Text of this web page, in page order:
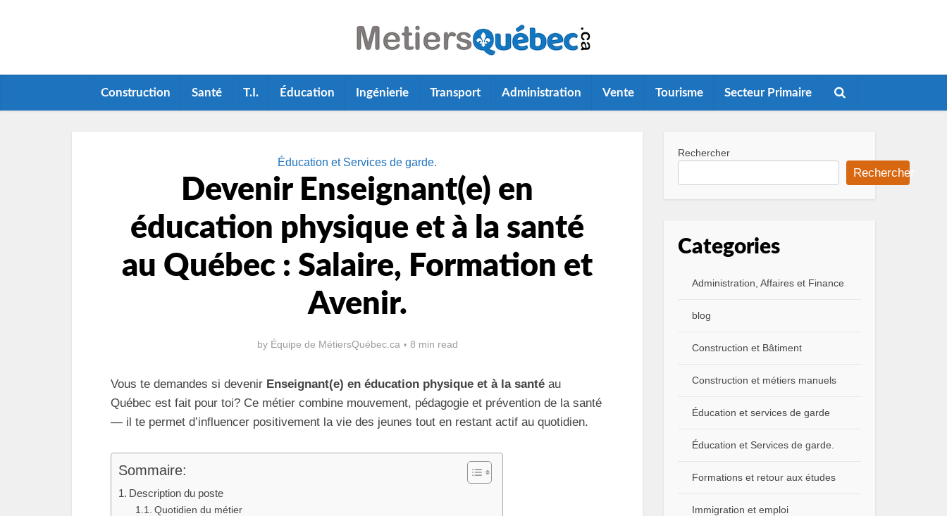
Construction Santé T.I. Éducation Ingénierie Transport Administration Vente Tourisme Secteur Primaire
Éducation et Services de garde.
Devenir Enseignant(e) en
éducation physique et à la santé
au Québec : Salaire, Formation et
Avenir.
by Équipe de MétiersQuébec.ca 8 min read
Vous te demandes si devenir Enseignant(e) en éducation physique et à la santé au
Québec est fait pour toi? Ce métier combine mouvement, pédagogie et prévention de la santé
— il te permet d’influencer positivement la vie des jeunes tout en restant actif au quotidien.
Sommaire:
Description du poste
Quotidien du métier
Rechercher
Rechercher
Categories
Administration, Affaires et Finance
blog
Construction et Bâtiment
Construction et métiers manuels
Éducation et services de garde
Éducation et Services de garde.
Formations et retour aux études
Immigration et emploi